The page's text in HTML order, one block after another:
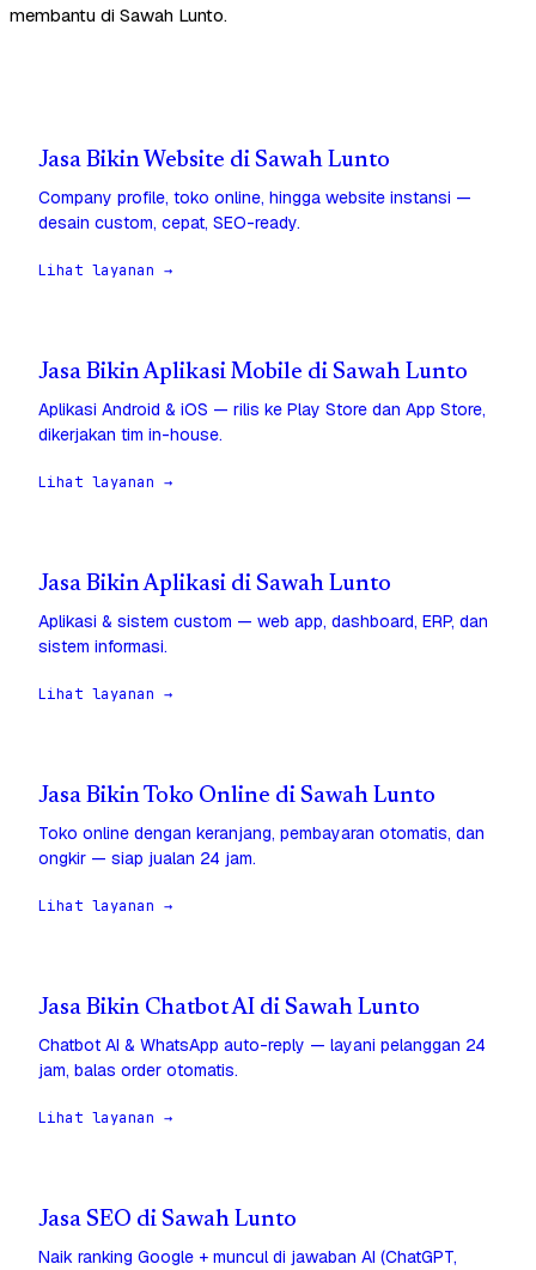
membantu di Sawah Lunto.
Jasa Bikin Website di Sawah Lunto
Company profile, toko online, hingga website instansi —
desain custom, cepat, SEO-ready.
Lihat layanan →
Jasa Bikin Aplikasi Mobile di Sawah Lunto
Aplikasi Android & iOS — rilis ke Play Store dan App Store,
dikerjakan tim in-house.
Lihat layanan →
Jasa Bikin Aplikasi di Sawah Lunto
Aplikasi & sistem custom — web app, dashboard, ERP, dan
sistem informasi.
Lihat layanan →
Jasa Bikin Toko Online di Sawah Lunto
Toko online dengan keranjang, pembayaran otomatis, dan
ongkir — siap jualan 24 jam.
Lihat layanan →
Jasa Bikin Chatbot AI di Sawah Lunto
Chatbot AI & WhatsApp auto-reply — layani pelanggan 24
jam, balas order otomatis.
Lihat layanan →
Jasa SEO di Sawah Lunto
Naik ranking Google + muncul di jawaban AI (ChatGPT,